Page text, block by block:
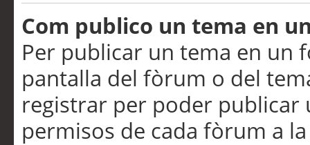
Com publico un tema en
Per publicar un tema en un
pantalla del fòrum o del
registrar per poder publicar
permisos de cada fòrum a